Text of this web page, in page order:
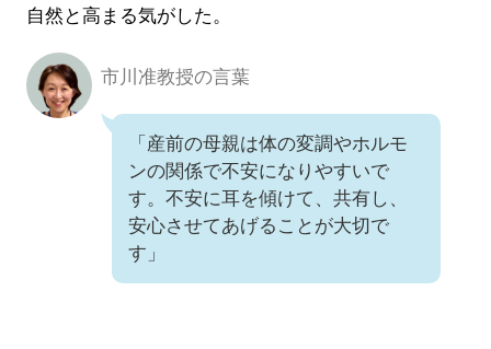
自然と高まる気がした。
市川准教授の言葉
「産前の母親は体の変調やホルモ
ンの関係で不安になりやすいで
す。不安に耳を傾けて、共有し、
安心させてあげることが大切で
す」